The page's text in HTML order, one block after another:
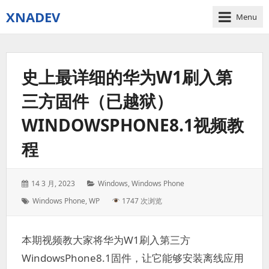
XNADEV Menu
史上最详细的华为W1刷入第
三方固件（已越狱）
WINDOWSPHONE8.1视频教
程
Posted
14 3 月, 2023 Categories:
Windows,Windows Phone
Tags:
Windows Phone,WP 1747 次浏览
本期视频教大家将华为W1刷入第三方
WindowsPhone8.1固件，让它能够安装离线应用